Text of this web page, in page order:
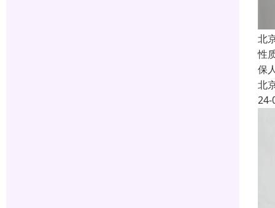
北
性
保
北
24-